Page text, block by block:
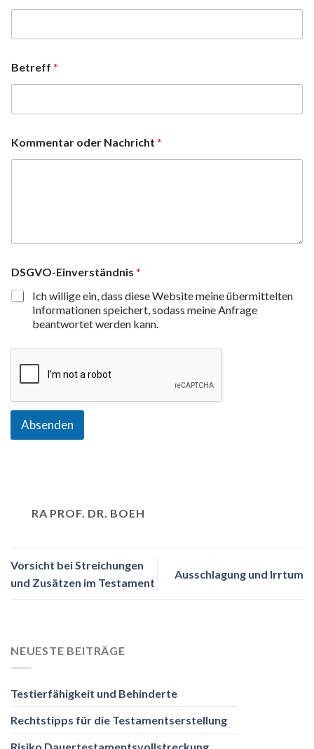
Betreff *
Kommentar oder Nachricht *
DSGVO-Einverständnis *
Ich willige ein, dass diese Website meine übermittelten
Informationen speichert, sodass meine Anfrage
beantwortet werden kann.
Absenden
RA PROF. DR. BOEH
Vorsicht bei Streichungen
und Zusätzen im Testament
Ausschlagung und Irrtum
NEUESTE BEITRÄGE
Testierfähigkeit und Behinderte
Rechtstipps für die Testamentserstellung